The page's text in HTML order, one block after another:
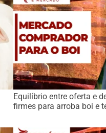
Equilíbrio entre oferta e
firmes para arroba boi e